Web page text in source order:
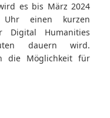
es bis März 2024
einen kurzen
Digital Humanities
dauern wird.
die Möglichkeit für